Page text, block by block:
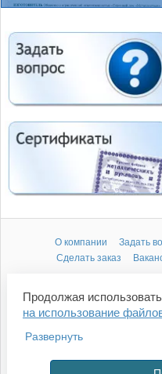
О компании Задать
Сделать заказ
ОГРН 1055000512170
ИНН: 5001051180
г. Балашиха, тер. Западная
Политика конфиденицальности
Продолжая
на использование
о местоположении,
п.) для
Развернуть